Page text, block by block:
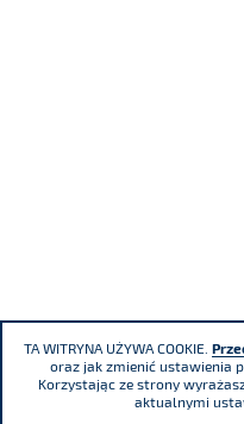
TA WITRYNA UŻYWA COOKIE.
oraz jak zmienić ustawienia
Korzystając ze strony
aktualnymi